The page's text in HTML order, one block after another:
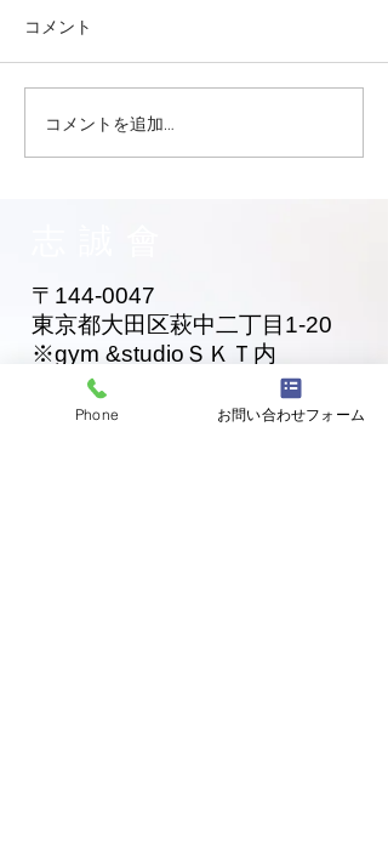
志誠會ファィティングト
ーナメント2026夏の陣！
コメント
コメントを追加…
〒144-0047
東京都大田区萩中二丁目1-20
​※gym &studioＳＫＴ内
道場03-6320-7335
Phone お問い合わせフォーム